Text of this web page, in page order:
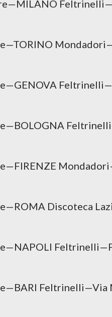
Discoteca
Feltrinelli—Via